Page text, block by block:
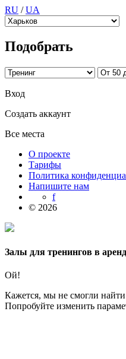
RU /UA
Подобрать
Вход
Создать аккаунт
Все места
О проекте
Тарифы
Политика
Напишите нам
f
© 2026
Залы для тренингов в
Ой!
Кажется, мы не смогли
Попробуйте изменить